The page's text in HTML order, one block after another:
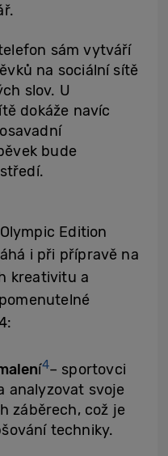
sám vytváří
na sociální sítě
slov. U
dokáže navíc
bude
Edition
i při přípravě na
kreativitu a
í4– sportovci
analyzovat svoje
záběrech, což je
techniky.